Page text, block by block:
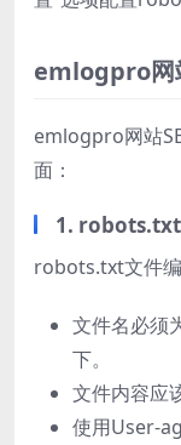
emlogpro网
emlogpro网站
面：
1. robots.txt
robots.txt文件编
文件名必须
下。
文件内容应
使用User-